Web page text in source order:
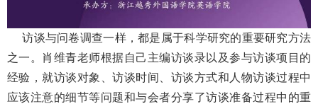
访谈与问卷调查一样，都是属于科学研究的重要研究方法
之一。肖维青老师根据自己主编访谈录以及参与访谈项目的
经验，就访谈对象、访谈时间、访谈方式和人物访谈过程中
应该注意的细节等问题和与会者分享了访谈准备过程中的重